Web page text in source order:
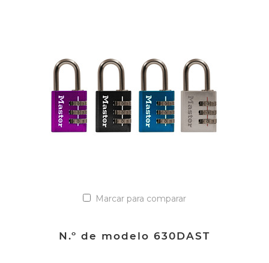
Añadir a la lista de cotización
Marcar para comparar
N.º de modelo 630DAST